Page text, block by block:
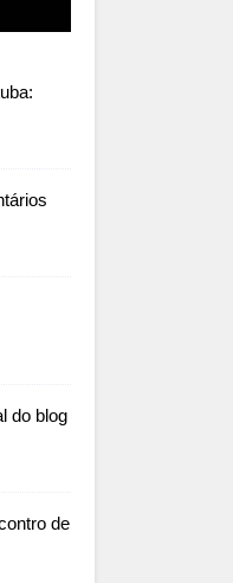
do blog
de